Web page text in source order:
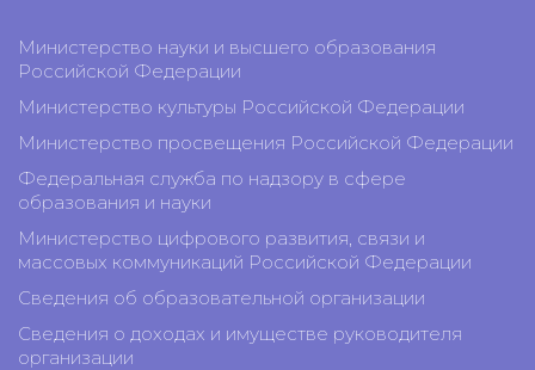
Министерство науки и высшего образования
Российской Федерации
Министерство культуры Российской Федерации
Министерство просвещения Российской Федерации
Федеральная служба по надзору в сфере
образования и науки
Министерство цифрового развития, связи и
массовых коммуникаций Российской Федерации
Сведения об образовательной организации
Сведения о доходах и имуществе руководителя
организации